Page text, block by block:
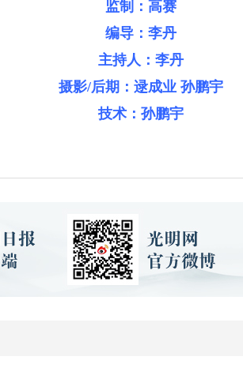
监制：高赛
编导：李丹
主持人：李丹
摄影/后期：逯成业 孙鹏宇
技术：孙鹏宇